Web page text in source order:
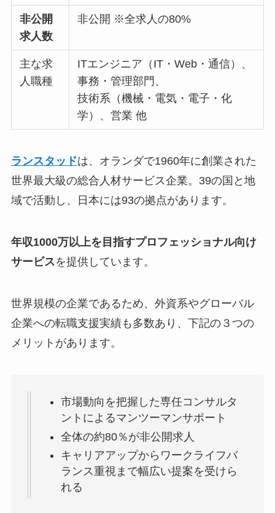
非公開
求人数
非公開 ※全求人の80%
主な求
人職種
ITエンジニア（IT・Web・通信）、
事務・管理部門、
技術系（機械・電気・電子・化
学）、営業 他
ランスタッドは、オランダで1960年に創業された
世界最大級の総合人材サービス企業。39の国と地
域で活動し、日本には93の拠点があります。
年収1000万以上を目指すプロフェッショナル向け
サービスを提供しています。
世界規模の企業であるため、外資系やグローバル
企業への転職支援実績も多数あり、下記の３つの
メリットがあります。
市場動向を把握した専任コンサルタ
ントによるマンツーマンサポート
全体の約80％が非公開求人
キャリアアップからワークライフバ
ランス重視まで幅広い提案を受けら
れる